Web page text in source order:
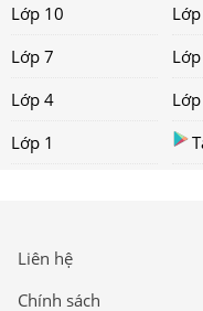
Lớp 10
Lớp 7
Lớp 4
Lớp 1
Liên hệ
Chính sách